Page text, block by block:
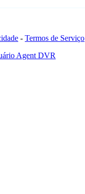
- Termos de Serviço
Agent DVR